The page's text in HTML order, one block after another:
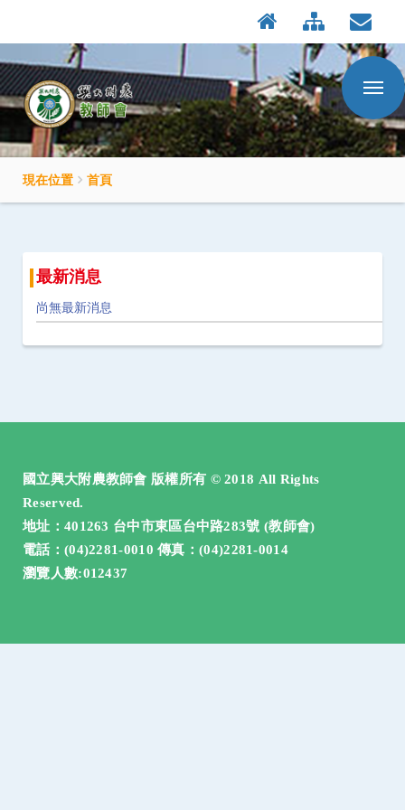
到
主
要
內
區
現在位置 首頁
最新消息
尚無最新消息
國立興大附農教師會 版權所有 © 2018 All Rights
Reserved.
地址：401263 台中市東區台中路283號 (教師會)
電話：(04)2281-0010 傳真：(04)2281-0014
瀏覽人數:012437